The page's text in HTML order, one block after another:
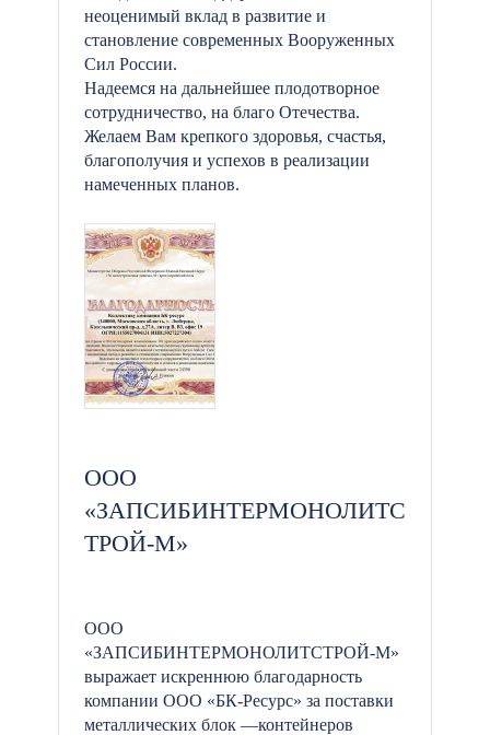
неоценимый вклад в развитие и
становление современных Вооруженных
Сил России.
Надеемся на дальнейшее плодотворное
сотрудничество, на благо Отечества.
Желаем Вам крепкого здоровья, счастья,
благополучия и успехов в реализации
намеченных планов.
ООО
«ЗАПСИБИНТЕРМОНОЛИТС
ТРОЙ-М»
ООО
«ЗАПСИБИНТЕРМОНОЛИТСТРОЙ-М»
выражает искреннюю благодарность
компании ООО «БК-Ресурс» за поставки
металлических блок —контейнеров